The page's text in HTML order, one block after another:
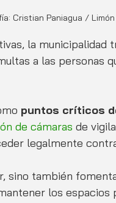
Cristian Paniagua / Limón
la municipalidad
a las personas
puntos críticos
de cámaras de
legalmente
sino también
los espacios